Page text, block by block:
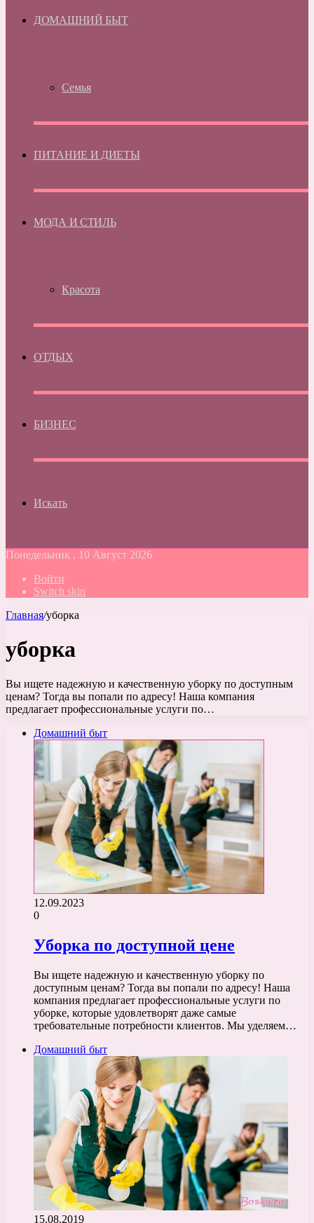
ДОМАШНИЙ БЫТ
Семья
ПИТАНИЕ И ДИЕТЫ
МОДА И СТИЛЬ
Красота
ОТДЫХ
БИЗНЕС
Искать
Понедельник , 10 Август 2026
Войти
Switch skin
Главная/уборка
уборка
Вы ищете надежную и качественную уборку по доступным
ценам? Тогда вы попали по адресу! Наша компания
предлагает профессиональные услуги по…
Домашний быт
12.09.2023
0
Уборка по доступной цене
Вы ищете надежную и качественную уборку по
доступным ценам? Тогда вы попали по адресу! Наша
компания предлагает профессиональные услуги по
уборке, которые удовлетворят даже самые
требовательные потребности клиентов. Мы уделяем…
Домашний быт
15.08.2019